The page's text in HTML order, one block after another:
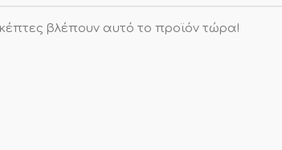
βλέπουν αυτό το προϊόν τώρα!